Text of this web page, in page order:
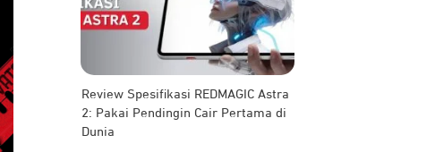
Review Spesifikasi REDMAGIC Astra
2: Pakai Pendingin Cair Pertama di
Dunia